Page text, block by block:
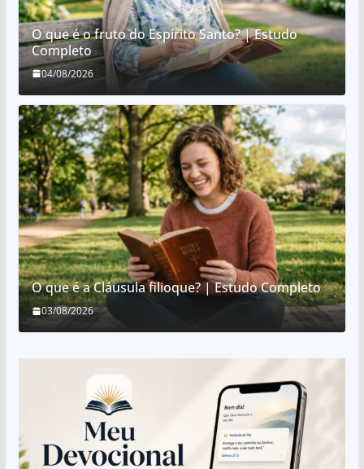
O que é o fruto do Espírito Santo? | Estudo
Completo
04/08/2026
O que é a Cláusula filioque? | Estudo Completo
03/08/2026